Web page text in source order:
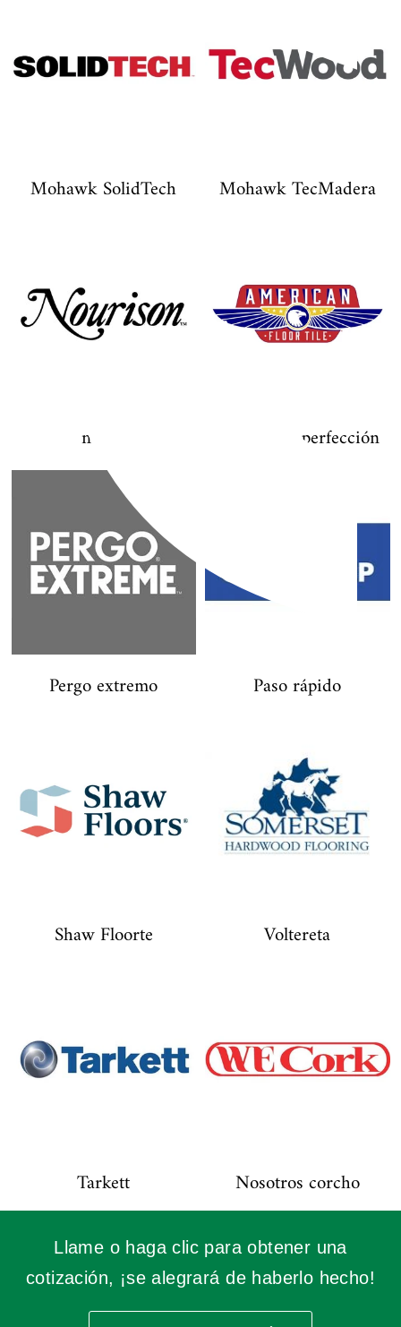
Mohawk SolidTech Mohawk TecMadera
nutrir Baldosa de perfección
Pergo extremo Paso rápido
Shaw Floorte Voltereta
Tarkett Nosotros corcho
Llame o haga clic para obtener una
cotización, ¡se alegrará de haberlo hecho!